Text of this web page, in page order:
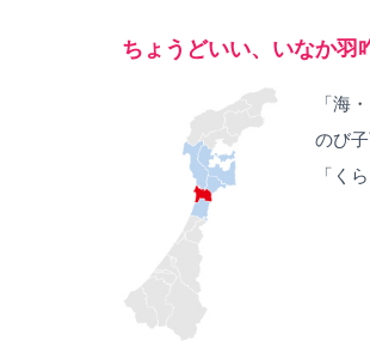
ちょうどいい、いなか羽
「海
のび
「く